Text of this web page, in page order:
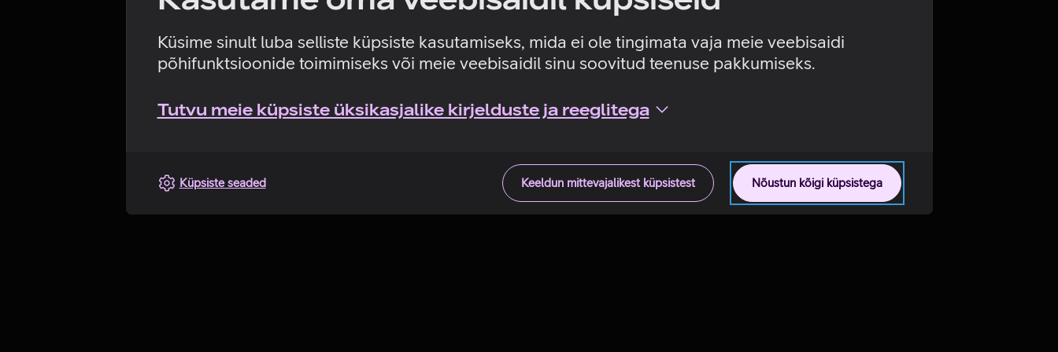
Küsime sinult luba selliste küpsiste kasutamiseks, mida ei ole tingimata vaja meie veebisaidi
põhifunktsioonide toimimiseks või meie veebisaidil sinu soovitud teenuse pakkumiseks.
Tutvu meie küpsiste üksikasjalike kirjelduste ja reeglitega
Nõustun kõigi küpsistega
Keeldun mittevajalikest küpsistest
Küpsiste seaded